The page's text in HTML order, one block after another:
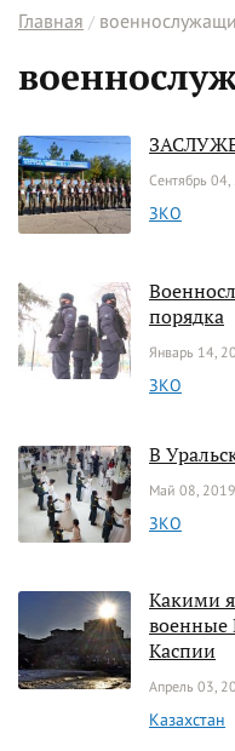
Главная
Сентябрь
ЗКО
порядка
Январь 14,
ЗКО
В
Май 08,
ЗКО
Какими
военные
Каспии
Апрель 03,
Казахстан